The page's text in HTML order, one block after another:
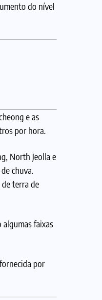
do nível
e as
por hora.
North Jeolla e
chuva.
terra de
faixas
por